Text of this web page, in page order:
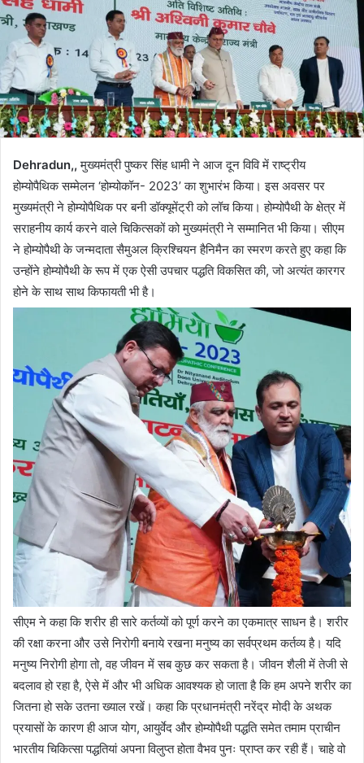
Dehradun,, मुख्यमंत्री पुष्कर सिंह धामी ने आज दून विवि में राष्ट्रीय
होम्योपैथिक सम्मेलन ‘होम्योकॉन- 2023’ का शुभारंभ किया। इस अवसर पर
मुख्यमंत्री ने होम्योपैथिक पर बनी डॉक्यूमेंट्री को लॉच किया। होम्योपैथी के क्षेत्र में
सराहनीय कार्य करने वाले चिकित्सकों को मुख्यमंत्री ने सम्मानित भी किया। सीएम
ने होम्योपैथी के जन्मदाता सैमुअल क्रिश्चियन हैनिमैन का स्मरण करते हुए कहा कि
उन्होंने होम्योपैथी के रूप में एक ऐसी उपचार पद्धति विकसित की, जो अत्यंत कारगर
होने के साथ साथ किफायती भी है।
सीएम ने कहा कि शरीर ही सारे कर्तव्यों को पूर्ण करने का एकमात्र साधन है। शरीर
की रक्षा करना और उसे निरोगी बनाये रखना मनुष्य का सर्वप्रथम कर्तव्य है। यदि
मनुष्य निरोगी होगा तो, वह जीवन में सब कुछ कर सकता है। जीवन शैली में तेजी से
बदलाव हो रहा है, ऐसे में और भी अधिक आवश्यक हो जाता है कि हम अपने शरीर का
जितना हो सके उतना ख्याल रखें। कहा कि प्रधानमंत्री नरेंद्र मोदी के अथक
प्रयासों के कारण ही आज योग, आयुर्वेद और होम्योपैथी पद्धति समेत तमाम प्राचीन
भारतीय चिकित्सा पद्धतियां अपना विलुप्त होता वैभव पुनः प्राप्त कर रही हैं। चाहे वो